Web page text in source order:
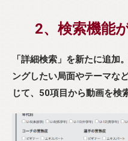
2、検索機能
「詳細検索」を新たに追加
ングしたい局面やテーマな
じて、50項目から動画を検